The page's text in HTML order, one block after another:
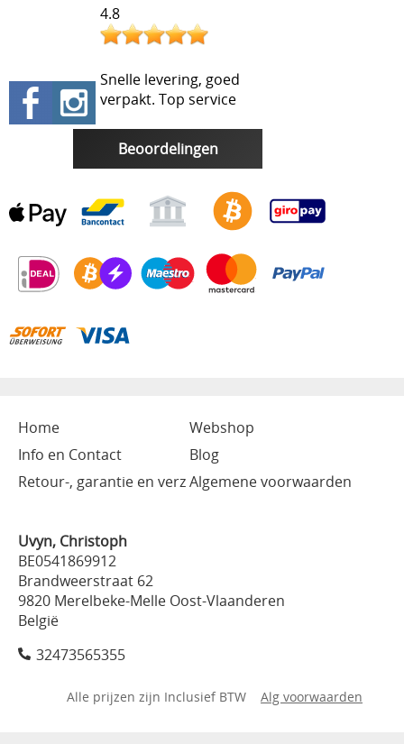
4.8
Snelle levering, goed
verpakt. Top service
Beoordelingen
Home
Webshop
Info en Contact
Blog
Retour-, garantie en verzAlgemene voorwaarden
Uvyn, Christoph
BE0541869912
Brandweerstraat 62
9820 Merelbeke-Melle Oost-Vlaanderen
België
32473565355
Alle prijzen zijn Inclusief BTW Alg voorwaarden